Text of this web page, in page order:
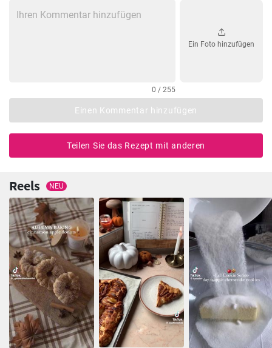
0 / 255
Ein Foto hinzufügen
Einen Kommentar hinzufügen
Teilen Sie das Rezept mit anderen
Reels NEU